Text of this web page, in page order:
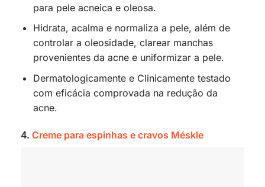
para pele acneica e oleosa.
Hidrata, acalma e normaliza a pele, além de
controlar a oleosidade, clarear manchas
provenientes da acne e uniformizar a pele.
Dermatologicamente e Clinicamente testado
com eficácia comprovada na redução da
acne.
4. Creme para espinhas e cravos Méskle